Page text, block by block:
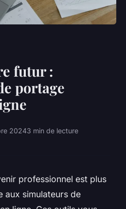
futur :
portage
20243 min de lecture
professionnel est plus
aux simulateurs de